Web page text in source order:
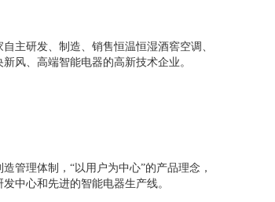
主研发、制造、销售恒温恒湿酒窖空调、
风、高端智能电器的高新技术企业。
管理体制，“以用户为中心”的产品理念，
中心和先进的智能电器生产线。